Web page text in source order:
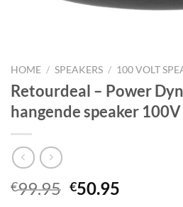
HOME / SPEAKERS / 100 VOLT
Retourdeal – Power
hangende speaker
€99.95 Oorspronkelijke
€50.95